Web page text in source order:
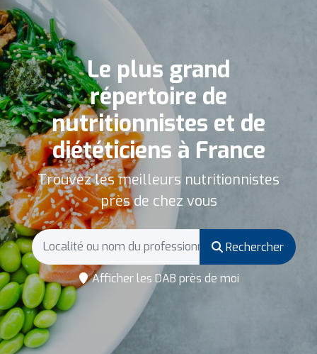
Le plus grand
répertoire de
nutritionnistes et de
diététiciens à France
Trouvez les meilleurs nutritionnistes
près de chez vous
Rechercher
Afficher les DAB près de moi